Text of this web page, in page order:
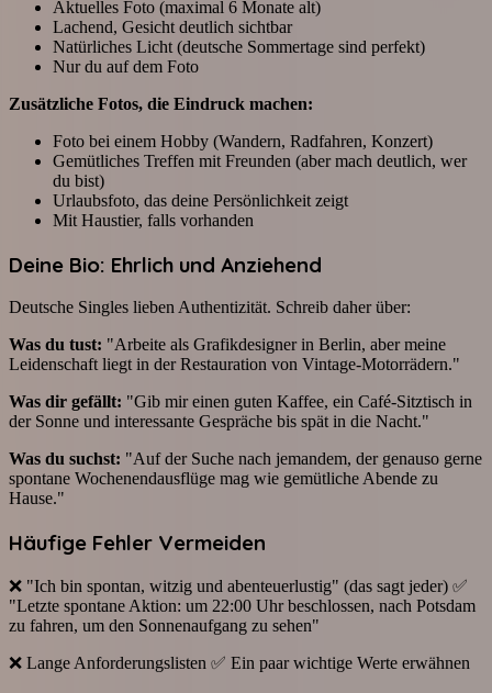
Aktuelles Foto (maximal 6 Monate alt)
Lachend, Gesicht deutlich sichtbar
Natürliches Licht (deutsche Sommertage sind perfekt)
Nur du auf dem Foto
Zusätzliche Fotos, die Eindruck machen:
Foto bei einem Hobby (Wandern, Radfahren, Konzert)
Gemütliches Treffen mit Freunden (aber mach deutlich, wer
du bist)
Urlaubsfoto, das deine Persönlichkeit zeigt
Mit Haustier, falls vorhanden
Deine Bio: Ehrlich und Anziehend
Deutsche Singles lieben Authentizität. Schreib daher über:
Was du tust: "Arbeite als Grafikdesigner in Berlin, aber meine
Leidenschaft liegt in der Restauration von Vintage-Motorrädern."
Was dir gefällt: "Gib mir einen guten Kaffee, ein Café-Sitztisch in
der Sonne und interessante Gespräche bis spät in die Nacht."
Was du suchst: "Auf der Suche nach jemandem, der genauso gerne
spontane Wochenendausflüge mag wie gemütliche Abende zu
Hause."
Häufige Fehler Vermeiden
❌ "Ich bin spontan, witzig und abenteuerlustig" (das sagt jeder) ✅
"Letzte spontane Aktion: um 22:00 Uhr beschlossen, nach Potsdam
zu fahren, um den Sonnenaufgang zu sehen"
❌ Lange Anforderungslisten ✅ Ein paar wichtige Werte erwähnen